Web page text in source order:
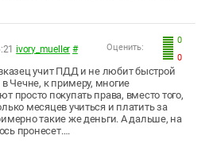
0
0
Оценить:
ivory_mueller #
учит ПДД и не любит быстрой
Чечне, к примеру, многие
просто покупать права, вместо того,
месяцев учиться и платить за
такие же деньги. А дальше, на
пронесет….